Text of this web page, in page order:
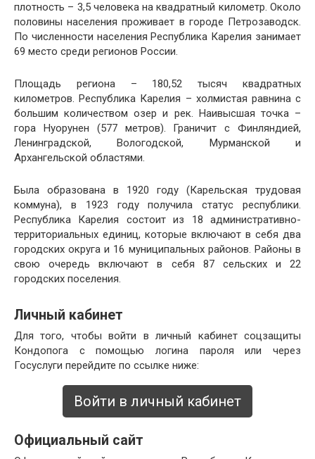
плотность – 3,5 человека на квадратный километр. Около
половины населения проживает в городе Петрозаводск.
По численности населения Республика Карелия занимает
69 место среди регионов России.
Площадь региона – 180,52 тысяч квадратных
километров. Республика Карелия – холмистая равнина с
большим количеством озер и рек. Наивысшая точка –
гора Нуорунен (577 метров). Граничит с Финляндией,
Ленинградской, Вологодской, Мурманской и
Архангельской областями.
Была образована в 1920 году (Карельская трудовая
коммуна), в 1923 году получила статус республики.
Республика Карелия состоит из 18 административно-
территориальных единиц, которые включают в себя два
городских округа и 16 муниципальных районов. Районы в
свою очередь включают в себя 87 сельских и 22
городских поселения.
Личный кабинет
Для того, чтобы войти в личный кабинет соцзащиты
Кондопога с помощью логина пароля или через
Госуслуги перейдите по ссылке ниже:
Войти в личный кабинет
Официальный сайт